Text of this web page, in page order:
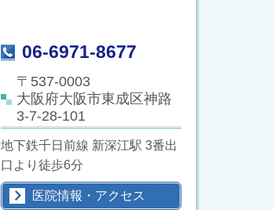
06-6971-8677
〒537-0003
大阪府大阪市東成区神路
3-7-28-101
地下鉄千日前線 新深江駅 3番出
口より徒歩6分
医院情報・アクセス